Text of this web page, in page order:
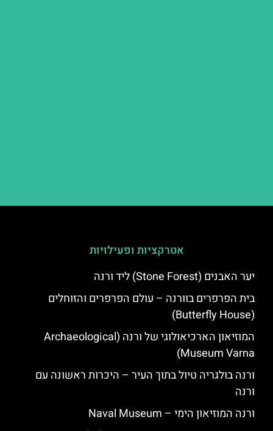
אטרקציות ופעילויות
יער האבנים (Stone Forest) ליד ורנה
בית הפרפרים בוורנה – עולם הפרפרים והזוחלים
(Butterfly House)
המוזיאון הארכיאולוגי של ורנה (Archaeological
Museum Varna)
ורנה בולגריה טיול בתוך העיר – היכרות ראשונה עם
ורנה
ורנה המוזיאון הימי – Naval Museum